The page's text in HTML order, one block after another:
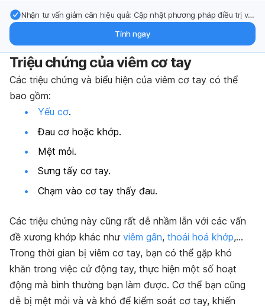
Nhận tư vấn giảm cân hiệu quả: Cập nhật phương pháp điều trị và
Tính ngay
Triệu chứng của viêm cơ tay
Các triệu chứng và biểu hiện của viêm cơ tay có thể
bao gồm:
Yếu cơ.
Đau cơ hoặc khớp.
Mệt mỏi.
Sưng tấy cơ tay.
Chạm vào cơ tay thấy đau.
Các triệu chứng này cũng rất dễ nhầm lẫn với các vấn
đề xương khớp khác như viêm gân, thoái hoá khớp,…
Trong thời gian bị viêm cơ tay, bạn có thể gặp khó
khăn trong việc cử động tay, thực hiện một số hoạt
động mà bình thường bạn làm được. Cơ thể bạn cũng
dễ bị mệt mỏi và và khó để kiểm soát cơ tay, khiến